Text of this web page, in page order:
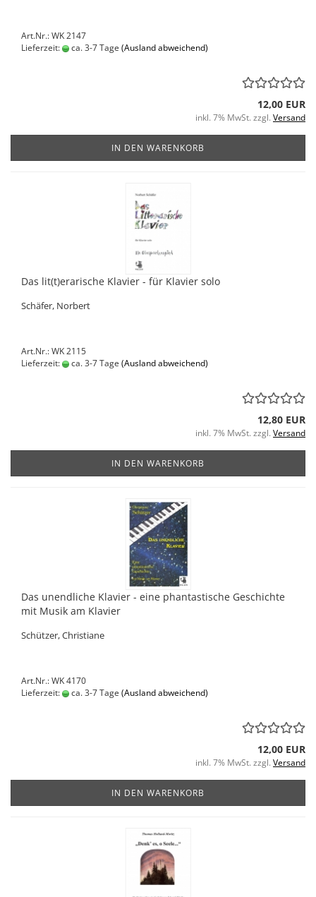
Art.Nr.: WK 2147
Lieferzeit:
ca. 3-7 Tage (Ausland abweichend)
12,00 EUR
inkl. 7% MwSt. zzgl. Versand
IN DEN WARENKORB
Das lit(t)erarische Klavier - für Klavier solo
Schäfer, Norbert
Art.Nr.: WK 2115
Lieferzeit:
ca. 3-7 Tage (Ausland abweichend)
12,80 EUR
inkl. 7% MwSt. zzgl. Versand
IN DEN WARENKORB
Das unendliche Klavier - eine phantastische Geschichte
mit Musik am Klavier
Schützer, Christiane
Art.Nr.: WK 4170
Lieferzeit:
ca. 3-7 Tage (Ausland abweichend)
12,00 EUR
inkl. 7% MwSt. zzgl. Versand
IN DEN WARENKORB